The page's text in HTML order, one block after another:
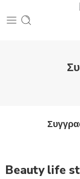
Beauty life